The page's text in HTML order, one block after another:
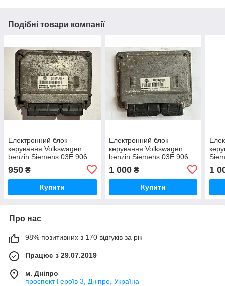
Подібні товари компанії
Електронний блок
керування Volkswagen
benzin Siemens 03E 906
5WP44301 07 /
5WP4430107
950 ₴
Купити
Електронний блок
керування Volkswagen
benzin Siemens 03E 906
5WP4019405
1 000₴
Купити
1
Про нас
98% позитивних з 170 відгуків за рік
Працює з 29.07.2019
м. Дніпро
проспект Героїв 3, Дніпро, Україна